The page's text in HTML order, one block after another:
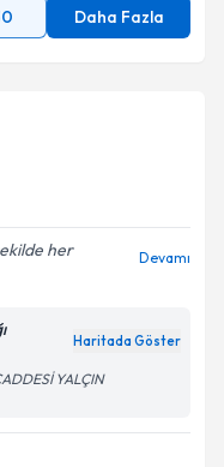
Daha Fazla
her
Devamı
Haritada Göster
YALÇIN